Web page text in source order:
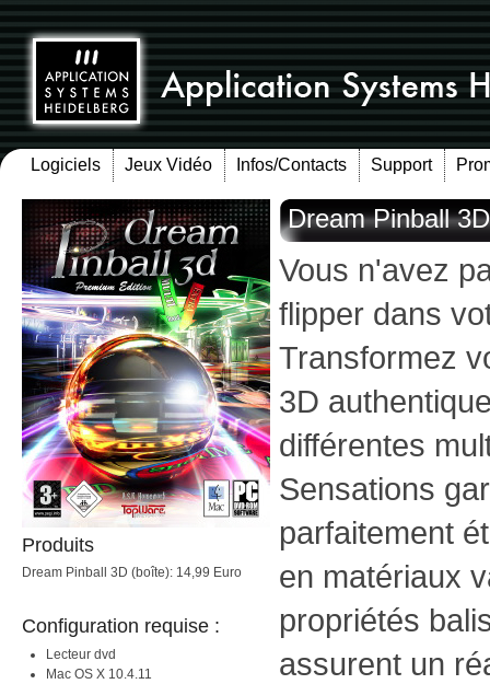
Logiciels Jeux Vidéo Infos/Contacts Support
Produits
Dream Pinball 3D (boîte): 14,99 Euro
Configuration requise :
Lecteur dvd
Mac OS X 10.4.11
Dream Pinball 3D
Vous n'avez
flipper dans
Transformez
3D
différentes
Sensations
parfaitement
en matériaux
propriétés
assurent un